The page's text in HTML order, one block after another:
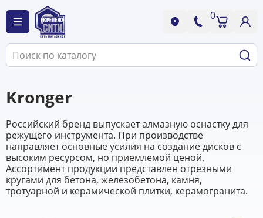
0
Kronger
Российский бренд выпускает алмазную оснастку для
режущего инструмента. При производстве
направляет основные усилия на создание дисков с
высоким ресурсом, но приемлемой ценой.
Ассортимент продукции представлен отрезными
кругами для бетона, железобетона, камня,
тротуарной и керамической плитки, керамогранита.